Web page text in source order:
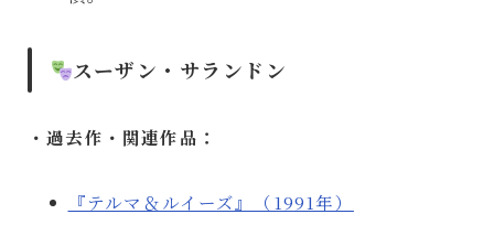
スーザン・サランドン
・過去作・関連作品：
『テルマ＆ルイーズ』（1991年）